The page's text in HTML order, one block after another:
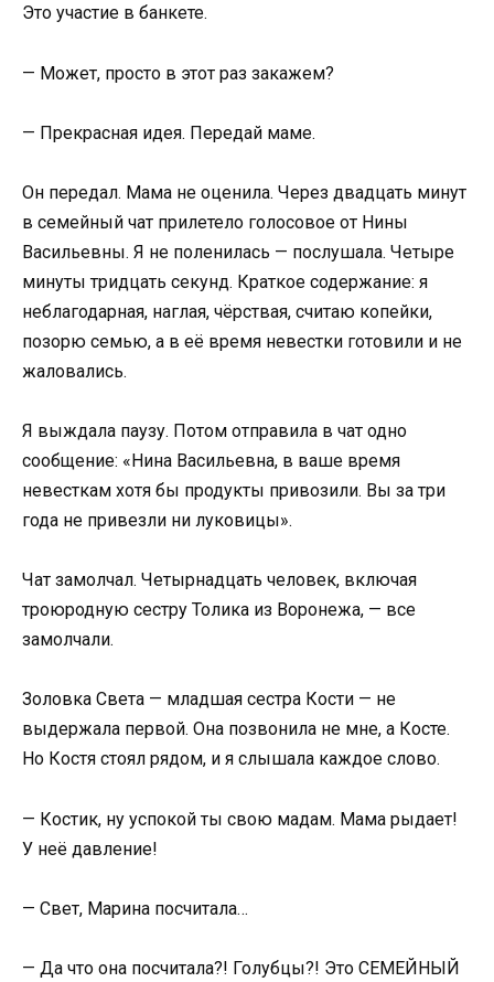
Это участие в банкете.
— Может, просто в этот раз закажем?
— Прекрасная идея. Передай маме.
Он передал. Мама не оценила. Через двадцать минут
в семейный чат прилетело голосовое от Нины
Васильевны. Я не поленилась — послушала. Четыре
минуты тридцать секунд. Краткое содержание: я
неблагодарная, наглая, чёрствая, считаю копейки,
позорю семью, а в её время невестки готовили и не
жаловались.
Я выждала паузу. Потом отправила в чат одно
сообщение: «Нина Васильевна, в ваше время
невесткам хотя бы продукты привозили. Вы за три
года не привезли ни луковицы».
Чат замолчал. Четырнадцать человек, включая
троюродную сестру Толика из Воронежа, — все
замолчали.
Золовка Света — младшая сестра Кости — не
выдержала первой. Она позвонила не мне, а Косте.
Но Костя стоял рядом, и я слышала каждое слово.
— Костик, ну успокой ты свою мадам. Мама рыдает!
У неё давление!
— Свет, Марина посчитала…
— Да что она посчитала?! Голубцы?! Это СЕМЕЙНЫЙ